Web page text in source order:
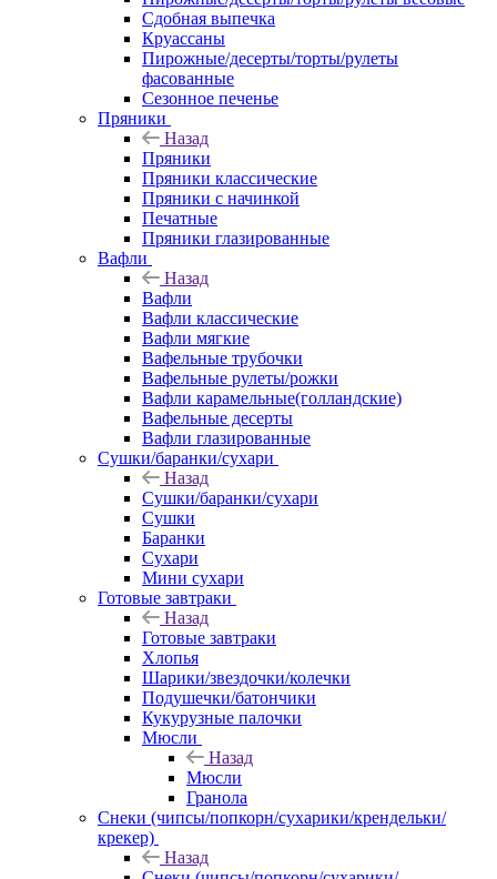
Сдобная выпечка
Круассаны
Пирожные/десерты/торты/рулеты
фасованные
Сезонное печенье
Пряники
Назад
Пряники
Пряники классические
Пряники с начинкой
Печатные
Пряники глазированные
Вафли
Назад
Вафли
Вафли классические
Вафли мягкие
Вафельные трубочки
Вафельные рулеты/рожки
Вафли карамельные(голландские)
Вафельные десерты
Вафли глазированные
Сушки/баранки/сухари
Назад
Сушки/баранки/сухари
Сушки
Баранки
Сухари
Мини сухари
Готовые завтраки
Назад
Готовые завтраки
Хлопья
Шарики/звездочки/колечки
Подушечки/батончики
Кукурузные палочки
Мюсли
Назад
Мюсли
Гранола
Снеки (чипсы/попкорн/сухарики/крендельки/
крекер)
Назад